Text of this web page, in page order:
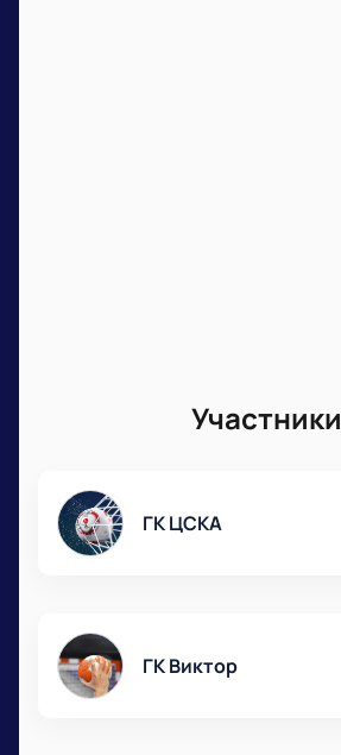
Участники
ГК ЦСКА
ГК Виктор